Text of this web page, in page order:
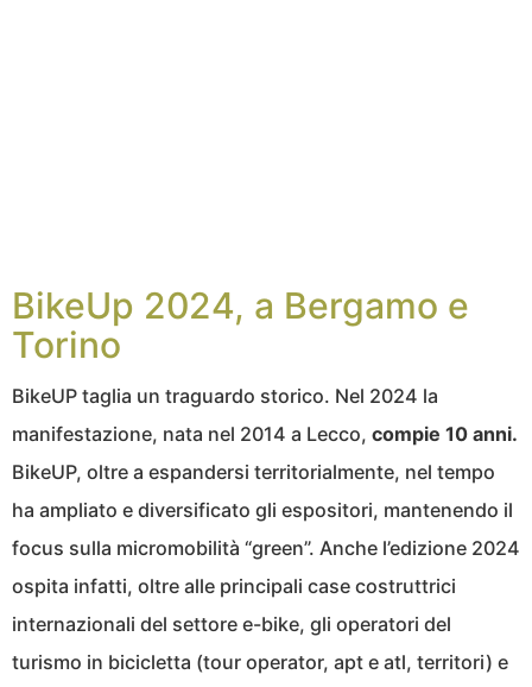
BikeUp 2024, a Bergamo e
Torino
BikeUP taglia un traguardo storico. Nel 2024 la
manifestazione, nata nel 2014 a Lecco, compie 10 anni.
BikeUP, oltre a espandersi territorialmente, nel tempo
ha ampliato e diversificato gli espositori, mantenendo il
focus sulla micromobilità “green”. Anche l’edizione 2024
ospita infatti, oltre alle principali case costruttrici
internazionali del settore e-bike, gli operatori del
turismo in bicicletta (tour operator, apt e atl, territori) e